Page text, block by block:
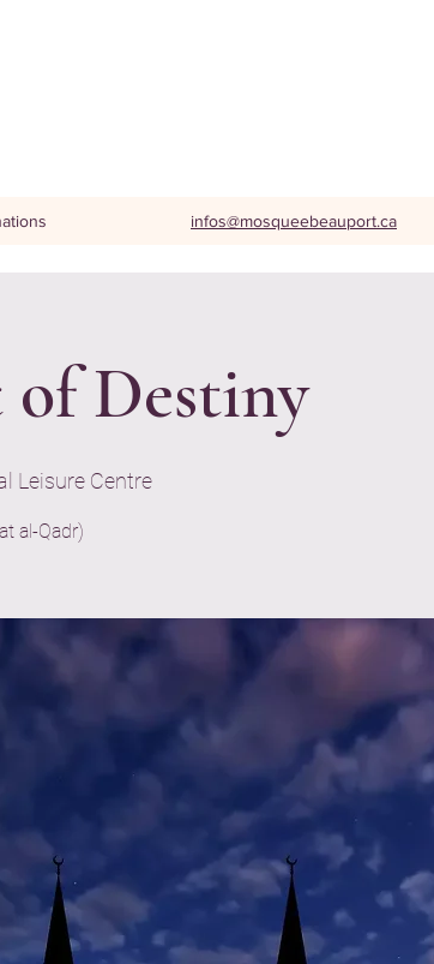
infos@mosqueebeauport.ca
Destiny
Leisure Centre
al-Qadr)